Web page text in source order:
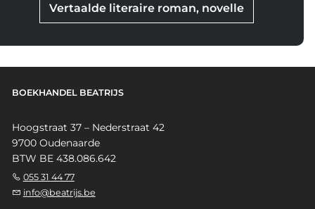
Vertaalde literaire roman, novelle
BOEKHANDEL BEATRIJS
Hoogstraat 37 – Nederstraat 42
9700 Oudenaarde
BTW BE 438.086.642
055 31 44 77
info@beatrijs.be